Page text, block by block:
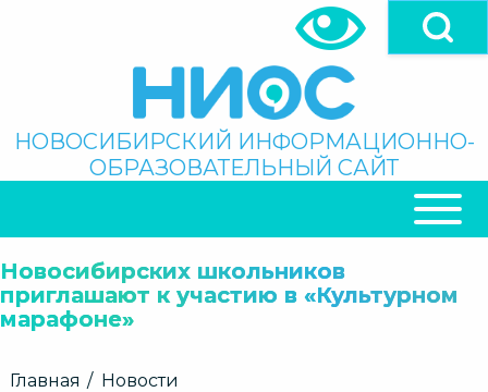
Поиск
НОВОСИБИРСКИЙ ИНФОРМАЦИОННО-
ОБРАЗОВАТЕЛЬНЫЙ САЙТ
НАВИГАЦИЯ
Новосибирских школьников
приглашают к участию в «Культурном
марафоне»
Строка
Главная
Новости